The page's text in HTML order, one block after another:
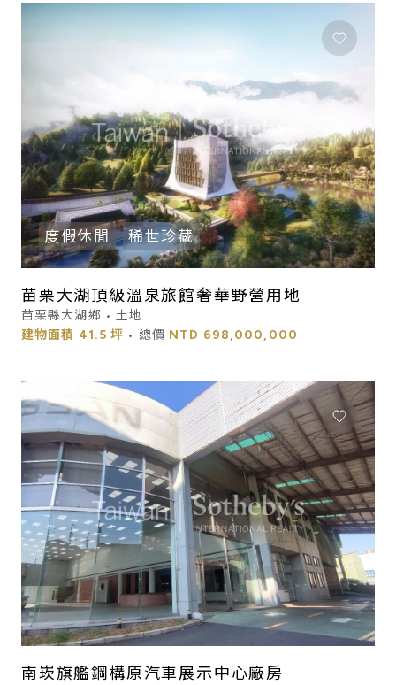
度假休閒 稀世珍藏
苗栗大湖頂級溫泉旅館奢華野營用地
苗栗縣大湖鄉 • 土地
建物面積 41.5 坪 • 總價 NTD 698,000,000
南崁旗艦鋼構原汽車展示中心廠房